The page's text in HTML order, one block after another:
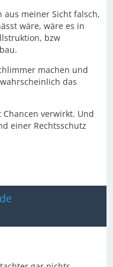
aus meiner Sicht falsch,
wäre, wäre es in
bzw
machen und
das
verwirkt. Und
einer Rechtsschutz